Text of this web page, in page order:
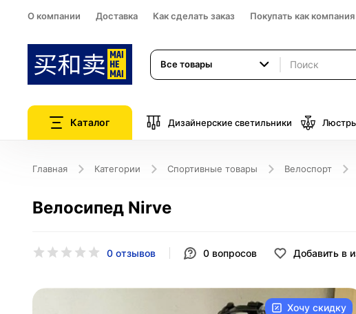
О компании Доставка Как сделать заказ Покупать как компания
Все товары
Каталог Дизайнерские светильники
Главная Категории Спортивные товары Велоспорт
Велосипед Nirve
0 отзывов 0 вопросов Добавить в
Хочу скидку